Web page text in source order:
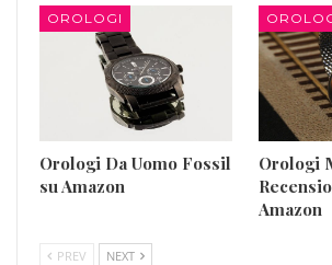
OROLOGI
Orologi Da Uomo Fossil
su Amazon
Orologi
Amazon
PREV NEXT